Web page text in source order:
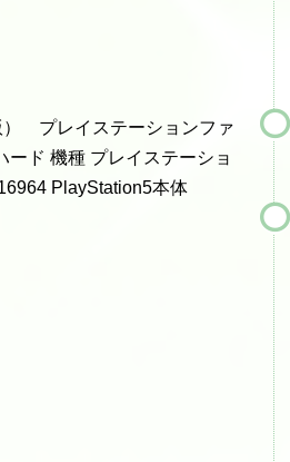
プレイステーションファ
ド 機種 プレイステーショ
PlayStation5本体